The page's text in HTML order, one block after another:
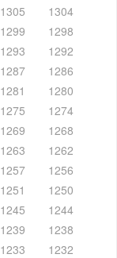
1305
1304
1299
1298
1293
1292
1287
1286
1281
1280
1275
1274
1269
1268
1263
1262
1257
1256
1251
1250
1245
1244
1239
1238
1233
1232